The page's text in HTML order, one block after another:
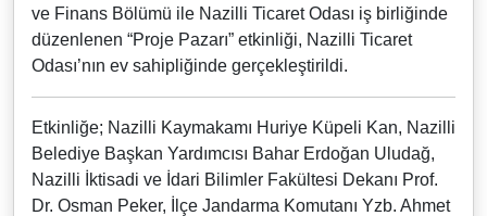
ve Finans Bölümü ile Nazilli Ticaret Odası iş birliğinde
düzenlenen “Proje Pazarı” etkinliği, Nazilli Ticaret
Odası’nın ev sahipliğinde gerçekleştirildi.
Etkinliğe; Nazilli Kaymakamı Huriye Küpeli Kan, Nazilli
Belediye Başkan Yardımcısı Bahar Erdoğan Uludağ,
Nazilli İktisadi ve İdari Bilimler Fakültesi Dekanı Prof.
Dr. Osman Peker, İlçe Jandarma Komutanı Yzb. Ahmet